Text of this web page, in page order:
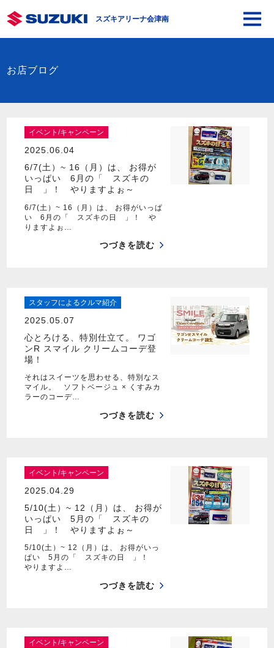
スズキアリーナ会津南
お店ブログ
イベント/キャンペーン
2025.06.04
6/7(土）~ 16（月）は、 お得が
いっぱい 6月の「 スズキの
日 」！ やりますよぉ～
6/7(土）~ 16（月）は、 お得がいっぱ
い 6月の「 スズキの日 」！ や
りますよぉ…
つづきを読む
スタッフによるクルマ紹介
2025.05.07
心とろける、特別仕立て。 ワゴ
ンR スマイル クリームコーデ登
場！
それはスイーツを思わせる、特別なス
マイル。 ソフトベージュ × くすみカ
ラーのコーデ…
つづきを読む
イベント/キャンペーン
2025.04.29
5/10(土）~ 12（月）は、 お得が
いっぱい 5月の「 スズキの
日 」！ やりますよぉ～
5/10(土）~ 12（月）は、 お得がいっ
ぱい 5月の「 スズキの日 」！
やりますよ…
つづきを読む
イベント/キャンペーン